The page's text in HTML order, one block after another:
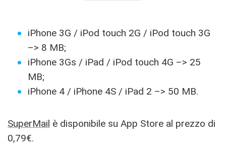
iPhone 3G / iPod touch 2G / iPod touch 3G
–> 8 MB;
iPhone 3Gs / iPad / iPod touch 4G –> 25
MB;
iPhone 4 / iPhone 4S / iPad 2 –> 50 MB.
SuperMail è disponibile su App Store al prezzo di
0,79€.